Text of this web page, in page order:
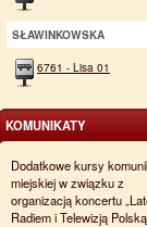
SŁAWINKOWSKA
6761 - Lisa 01
KOMUNIKATY
Dodatkowe kursy
miejskiej w związku z
organizacją koncertu
Radiem i Telewizją